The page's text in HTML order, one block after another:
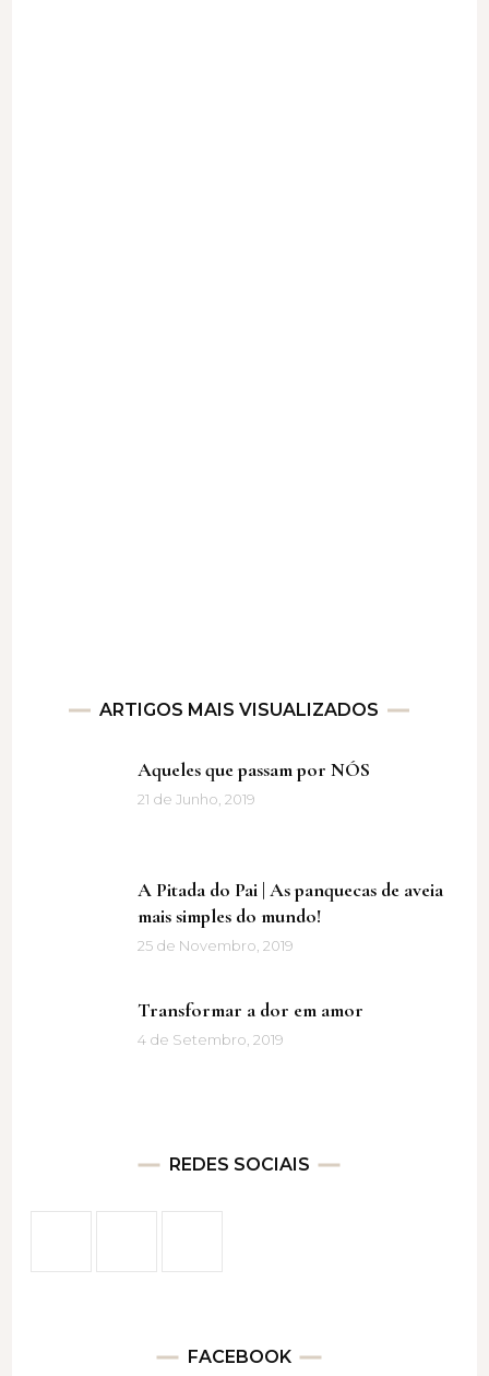
ARTIGOS MAIS VISUALIZADOS
Aqueles que passam por NÓS
21 de Junho, 2019
A Pitada do Pai | As panquecas de aveia
mais simples do mundo!
25 de Novembro, 2019
Transformar a dor em amor
4 de Setembro, 2019
REDES SOCIAIS
FACEBOOK